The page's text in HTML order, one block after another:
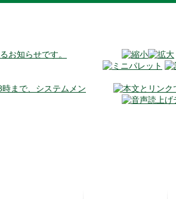
お知らせです。
まで、システムメン